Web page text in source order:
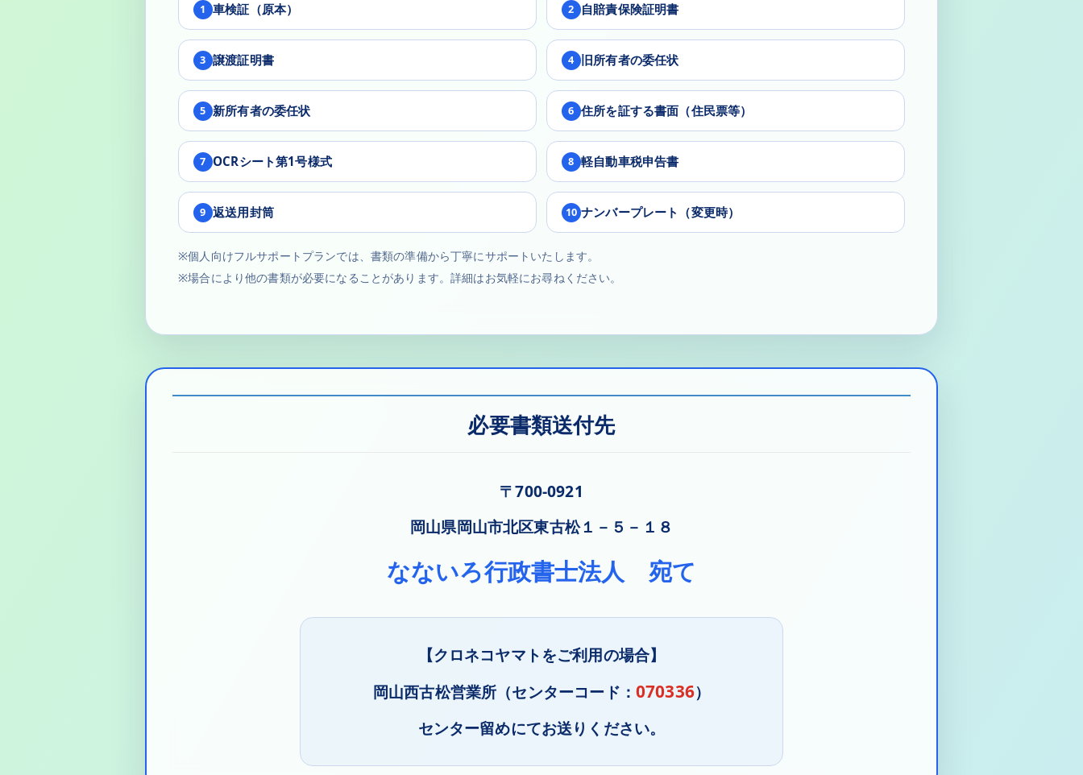
1 車検証（原本） 2 自賠責保険証明書
3 譲渡証明書 4 旧所有者の委任状
5 新所有者の委任状 6 住所を証する書面（住民票等）
7 OCRシート第1号様式 8 軽自動車税申告書
9 返送用封筒 10 ナンバープレート（変更時）
※個人向けフルサポートプランでは、書類の準備から丁寧にサポートいたします。
※場合により他の書類が必要になることがあります。詳細はお気軽にお尋ねください。
必要書類送付先
〒700-0921
岡山県岡山市北区東古松１－５－１８
なないろ行政書士法人 宛て
【クロネコヤマトをご利用の場合】
岡山西古松営業所（センターコード： 070336）
センター留めにてお送りください。